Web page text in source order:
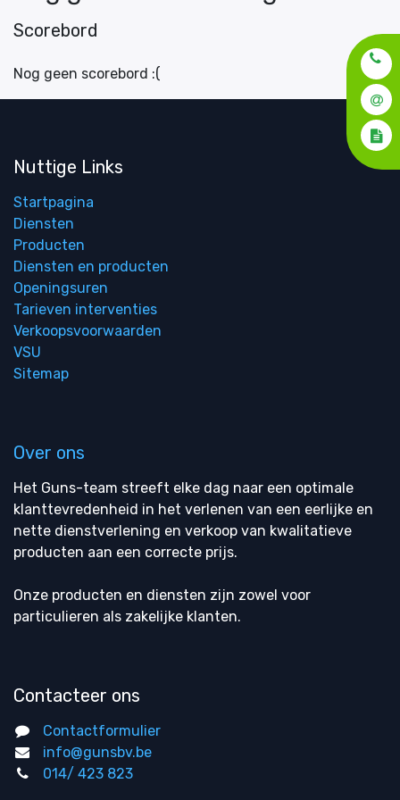
Scorebord
Nog geen scorebord :(
Nuttige Links
Startpagina
Diensten
Producten
Diensten en producten
Openingsuren
Tarieven interventies
Verkoopsvoorwaarden
VSU
Sitemap
Over ons
Het Guns-team streeft elke dag naar een optimale
klanttevredenheid in het verlenen van een eerlijke en
nette dienstverlening en verkoop van kwalitatieve
producten aan een correcte prijs.
Onze producten en diensten zijn zowel voor
particulieren als zakelijke klanten.
Contacteer ons
Contactformulier
info@gunsbv.be
014/ 423 823